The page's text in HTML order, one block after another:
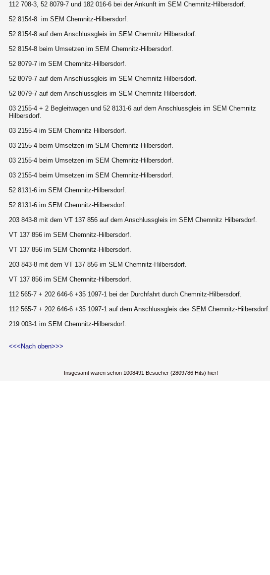
112 708-3, 52 8079-7 und 182 016-6 bei der Ankunft im SEM Chemnitz-Hilbersdorf.
52 8154-8 im SEM Chemnitz-Hilbersdorf.
52 8154-8 auf dem Anschlussgleis im SEM Chemnitz Hilbersdorf.
52 8154-8 beim Umsetzen im SEM Chemnitz-Hilbersdorf.
52 8079-7 im SEM Chemnitz-Hilbersdorf.
52 8079-7 auf dem Anschlussgleis im SEM Chemnitz Hilbersdorf.
52 8079-7 auf dem Anschlussgleis im SEM Chemnitz Hilbersdorf.
03 2155-4 + 2 Begleitwagen und 52 8131-6 auf dem Anschlussgleis im SEM Chemnitz
Hilbersdorf.
03 2155-4 im SEM Chemnitz Hilbersdorf.
03 2155-4 beim Umsetzen im SEM Chemnitz-Hilbersdorf.
03 2155-4 beim Umsetzen im SEM Chemnitz-Hilbersdorf.
03 2155-4 beim Umsetzen im SEM Chemnitz-Hilbersdorf.
52 8131-6 im SEM Chemnitz-Hilbersdorf.
52 8131-6 im SEM Chemnitz-Hilbersdorf.
203 843-8 mit dem VT 137 856 auf dem Anschlussgleis im SEM Chemnitz Hilbersdorf.
VT 137 856 im SEM Chemnitz-Hilbersdorf.
VT 137 856 im SEM Chemnitz-Hilbersdorf.
203 843-8 mit dem VT 137 856 im SEM Chemnitz-Hilbersdorf.
VT 137 856 im SEM Chemnitz-Hilbersdorf.
112 565-7 + 202 646-6 +35 1097-1 bei der Durchfahrt durch Chemnitz-Hilbersdorf.
112 565-7 + 202 646-6 +35 1097-1 auf dem Anschlussgleis des SEM Chemnitz-Hilbersdorf.
219 003-1 im SEM Chemnitz-Hilbersdorf.
<<<Nach oben>>>
Insgesamt waren schon 1008491 Besucher (2809786 Hits) hier!